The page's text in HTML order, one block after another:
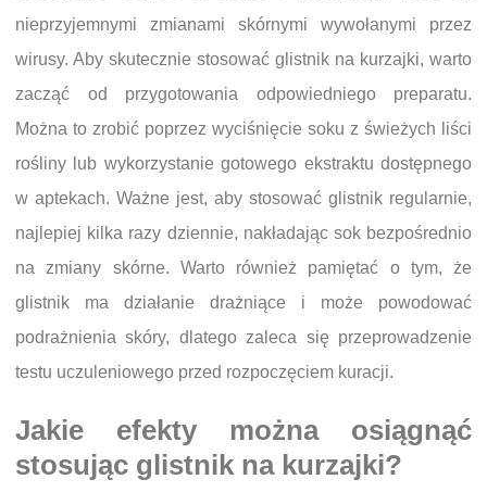
nieprzyjemnymi zmianami skórnymi wywołanymi przez
wirusy. Aby skutecznie stosować glistnik na kurzajki, warto
zacząć od przygotowania odpowiedniego preparatu.
Można to zrobić poprzez wyciśnięcie soku z świeżych liści
rośliny lub wykorzystanie gotowego ekstraktu dostępnego
w aptekach. Ważne jest, aby stosować glistnik regularnie,
najlepiej kilka razy dziennie, nakładając sok bezpośrednio
na zmiany skórne. Warto również pamiętać o tym, że
glistnik ma działanie drażniące i może powodować
podrażnienia skóry, dlatego zaleca się przeprowadzenie
testu uczuleniowego przed rozpoczęciem kuracji.
Jakie efekty można osiągnąć
stosując glistnik na kurzajki?